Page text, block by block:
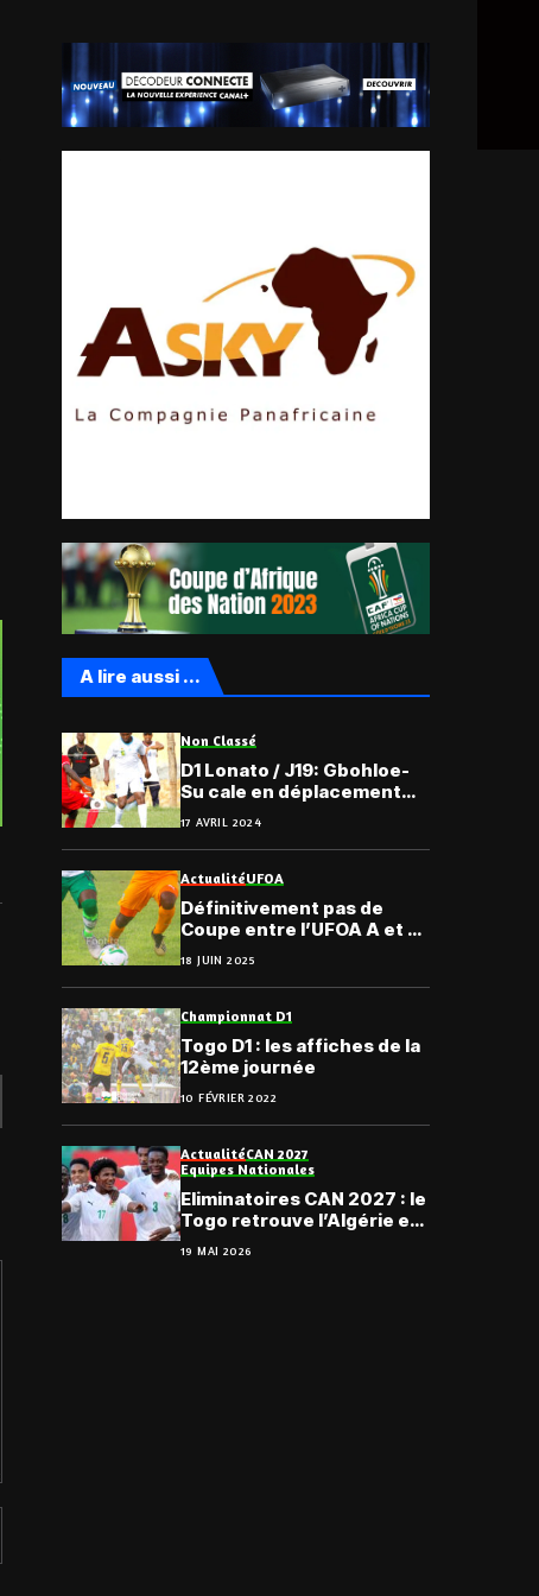
A lire aussi ...
Non Classé
D1 Lonato / J19: Gbohloe-
Su cale en déplacement
face au Dyto
17 AVRIL 2024
ActualitéUFOA
Définitivement pas de
Coupe entre l’UFOA A et B
avant longtemps
18 JUIN 2025
Championnat D1
Togo D1 : les affiches de la
12ème journée
10 FÉVRIER 2022
ActualitéCAN 2027
Equipes Nationales
Eliminatoires CAN 2027 : le
Togo retrouve l’Algérie et
la Zambie sur sa route
19 MAI 2026